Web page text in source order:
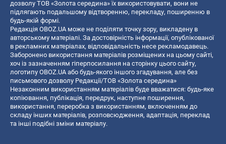
дозволу ТОВ «Золота середина» їх використовувати, вони не
підлягають подальшому відтворенню, перекладу, поширенню в
будь-якій формі.
Редакція OBOZ.UA може не поділяти точку зору, викладену в
авторському матеріалі. За достовірність інформації, опублікованої
в рекламних матеріалах, відповідальність несе рекламодавець.
Заборонено використання матеріалів розміщених на цьому сайті,
хоч із зазначенням гіперпосилання на сторінку цього сайту,
логотипу OBOZ.UA або будь-якого іншого згадування, але без
письмового дозволу Редакції/ТОВ «Золота середина»
Незаконним використанням матеріалів буде вважатися: будь-яке
копiювання, публiкацiя, передрук, наступне поширення,
використання, переробка з використанням, включенням до
складу інших матеріалів, розповсюдження, адаптація, переклад
та інші подібні зміни матеріалу.